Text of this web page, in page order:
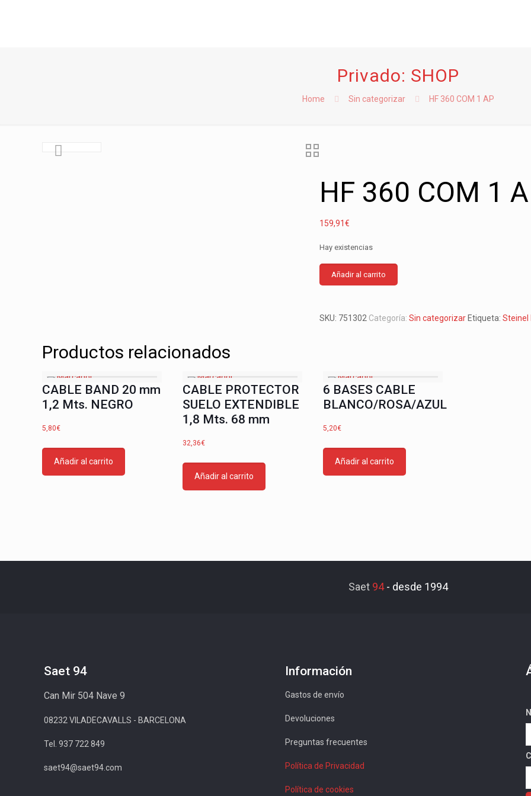
Privado: SHOP
Home Sin categorizar HF 360 COM 1 AP
HF 360 COM 1
159,91€
Hay existencias
360
1
Añadir al carrito
SKU: 751302 Categoría: Sin categorizar Etiqueta: Steinel
Productos relacionados
CABLE BAND 20 mm
1,2 Mts. NEGRO
5,80€
Añadir al carrito
CABLE PROTECTOR
SUELO EXTENDIBLE
1,8 Mts. 68 mm
32,36€
Añadir al carrito
6 BASES CABLE
BLANCO/ROSA/AZUL
5,20€
Añadir al carrito
Saet 94- desde 1994
Saet 94
Can Mir 504 Nave 9
08232 VILADECAVALLS - BARCELONA
Tel. 937 722 849
saet94@saet94.com
Información
Gastos de envío
Devoluciones
Preguntas frecuentes
Política de Privacidad
Política de cookies